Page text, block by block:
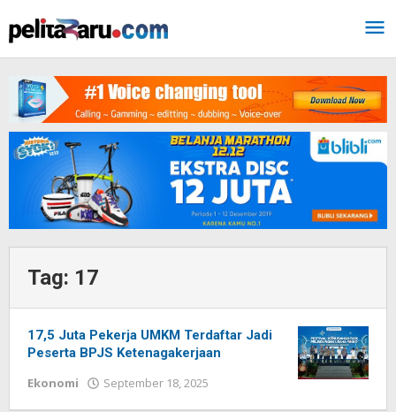
ke
konten
Tag: 17
17,5 Juta Pekerja UMKM Terdaftar Jadi
Peserta BPJS Ketenagakerjaan
Ekonomi
September 18, 2025